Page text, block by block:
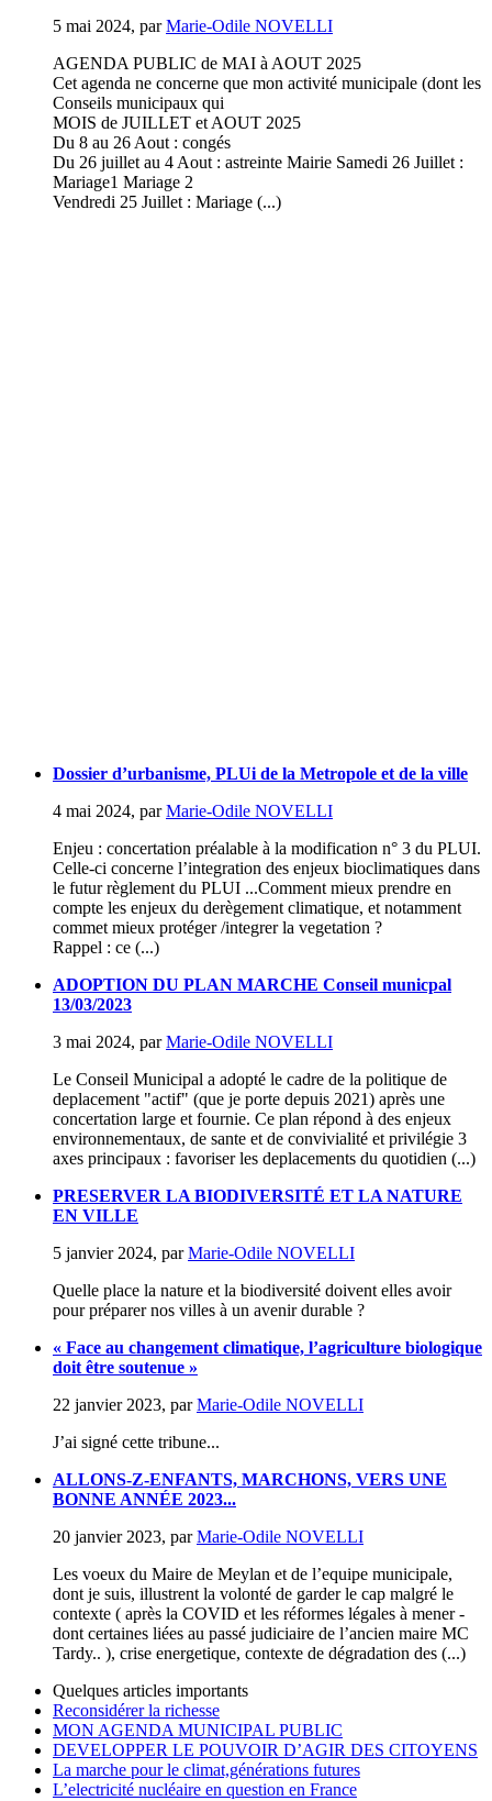
5 mai 2024, parMarie-Odile NOVELLI
AGENDA PUBLIC de MAI à AOUT 2025
Cet agenda ne concerne que mon activité municipale (dont les
Conseils municipaux qui
MOIS de JUILLET et AOUT 2025
Du 8 au 26 Aout : congés
Du 26 juillet au 4 Aout : astreinte Mairie Samedi 26 Juillet :
Mariage1 Mariage 2
Vendredi 25 Juillet : Mariage (...)
Dossier d’urbanisme, PLUi de la Metropole et de la ville
4 mai 2024, parMarie-Odile NOVELLI
Enjeu : concertation préalable à la modification n° 3 du PLUI.
Celle-ci concerne l’integration des enjeux bioclimatiques dans
le futur règlement du PLUI ...Comment mieux prendre en
compte les enjeux du derègement climatique, et notamment
commet mieux protéger /integrer la vegetation ?
Rappel : ce (...)
ADOPTION DU PLAN MARCHE Conseil municpal
13/03/2023
3 mai 2024, parMarie-Odile NOVELLI
Le Conseil Municipal a adopté le cadre de la politique de
deplacement "actif" (que je porte depuis 2021) après une
concertation large et fournie. Ce plan répond à des enjeux
environnementaux, de sante et de convivialité et privilégie 3
axes principaux : favoriser les deplacements du quotidien (...)
PRESERVER LA BIODIVERSITÉ ET LA NATURE
EN VILLE
5 janvier 2024, parMarie-Odile NOVELLI
Quelle place la nature et la biodiversité doivent elles avoir
pour préparer nos villes à un avenir durable ?
« Face au changement climatique, l’agriculture biologique
doit être soutenue »
22 janvier 2023, parMarie-Odile NOVELLI
J’ai signé cette tribune...
ALLONS-Z-ENFANTS, MARCHONS, VERS UNE
BONNE ANNÉE 2023...
20 janvier 2023, parMarie-Odile NOVELLI
Les voeux du Maire de Meylan et de l’equipe municipale,
dont je suis, illustrent la volonté de garder le cap malgré le
contexte ( après la COVID et les réformes légales à mener -
dont certaines liées au passé judiciaire de l’ancien maire MC
Tardy.. ), crise energetique, contexte de dégradation des (...)
Quelques articles importants
Reconsidérer la richesse
MON AGENDA MUNICIPAL PUBLIC
DEVELOPPER LE POUVOIR D’AGIR DES CITOYENS
La marche pour le climat,générations futures
L’electricité nucléaire en question en France